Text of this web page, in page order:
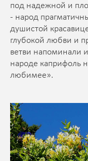
под надежной и
- народ
душистой
глубокой любви и
ветви напоминали
народе каприфоль
любимее».